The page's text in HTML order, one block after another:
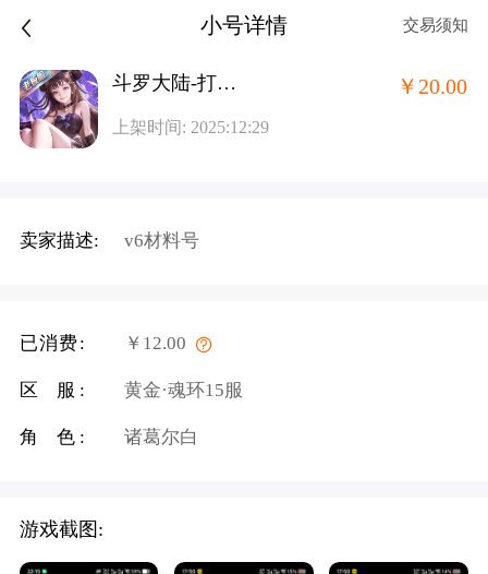
小号详情 交易须知
斗罗大陆-打金版老板服
上架时间: 2025:12:29
￥20.00
卖家描述: v6材料号
已消费: ￥12.00
区 服: 黄金·魂环15服
角 色: 诸葛尔白
游戏截图: